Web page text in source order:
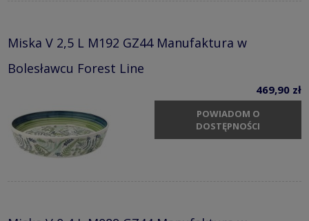
Miska V 2,5 L M192 GZ44 Manufaktura w
Bolesławcu Forest Line
469,90 zł
POWIADOM O
DOSTĘPNOŚCI